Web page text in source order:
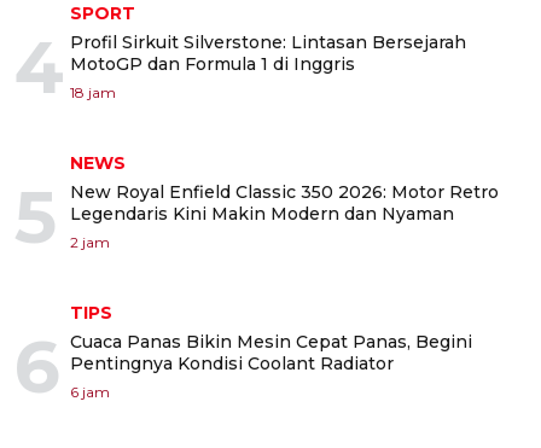
4
SPORT
Profil Sirkuit Silverstone: Lintasan Bersejarah
MotoGP dan Formula 1 di Inggris
18 jam
5
NEWS
New Royal Enfield Classic 350 2026: Motor Retro
Legendaris Kini Makin Modern dan Nyaman
2 jam
6
TIPS
Cuaca Panas Bikin Mesin Cepat Panas, Begini
Pentingnya Kondisi Coolant Radiator
6 jam